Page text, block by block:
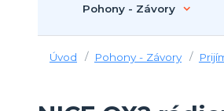
Pohony - Závory
Úvod Pohony - Závory